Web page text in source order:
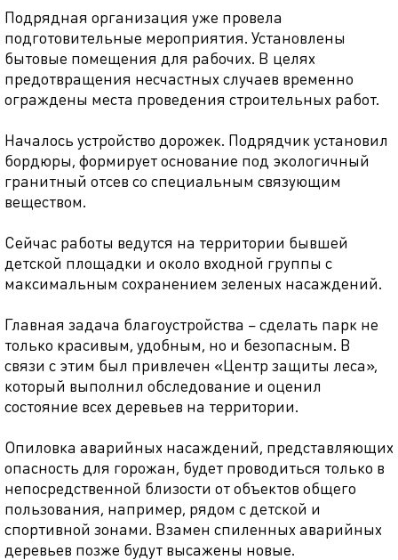
Подрядная организация уже провела
подготовительные мероприятия. Установлены
бытовые помещения для рабочих. В целях
предотвращения несчастных случаев временно
ограждены места проведения строительных работ.
Началось устройство дорожек. Подрядчик установил
бордюры, формирует основание под экологичный
гранитный отсев со специальным связующим
веществом.
Сейчас работы ведутся на территории бывшей
детской площадки и около входной группы с
максимальным сохранением зеленых насаждений.
Главная задача благоустройства – сделать парк не
только красивым, удобным, но и безопасным. В
связи с этим был привлечен «Центр защиты леса»,
который выполнил обследование и оценил
состояние всех деревьев на территории.
Опиловка аварийных насаждений, представляющих
опасность для горожан, будет проводиться только в
непосредственной близости от объектов общего
пользования, например, рядом с детской и
спортивной зонами. Взамен спиленных аварийных
деревьев позже будут высажены новые.